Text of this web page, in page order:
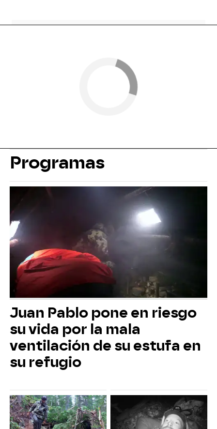
Programas
Juan Pablo pone en riesgo
su vida por la mala
ventilación de su estufa en
su refugio